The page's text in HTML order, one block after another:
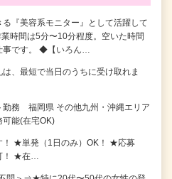
『美容系モニター』として活躍して
時間は5分〜10分程度。空いた時間
事です。 ◆【いろん…
、最短で当日のうちに受け取れま
務 福岡県 その他九州・沖縄エリア
可能(在宅OK)
！ ★単発（1日のみ）OK！ ★応募
！ ★在…